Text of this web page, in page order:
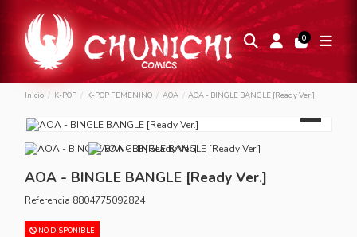
0
Inicio K-POP K-POP FEMENINO AOA AOA - BINGLE BANGLE [Ready Ver.]
AOA - BINGLE BANGLE [Ready Ver.]
Referencia 8804775092824
NO DISPONIBLE